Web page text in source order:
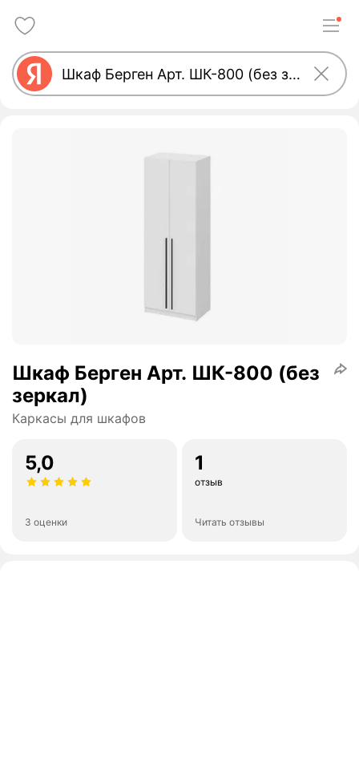
Шкаф Берген Арт. ШК-800 (без
зеркал)
Каркасы для шкафов
5,0
3 оценки
1
отзыв
Читать отзывы